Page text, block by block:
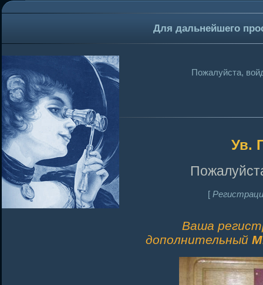
Для дальнейшего
Пожалуйста,
Ув.
[
Ваша
дополнительный